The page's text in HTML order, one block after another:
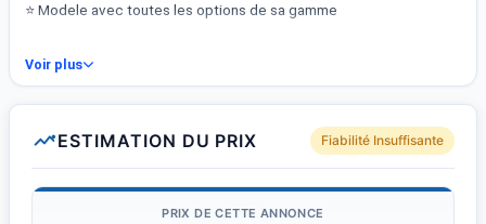
⭐ Modele avec toutes les options de sa gamme
???? Prix 39500 tnd
(Prix d&#039;achat : 53000dt )
☎️ Tel : 26.841.220
Visible a la Marsa sur rdv
NB: Prix tres raisonnable compte tenu de son prox d&#039;achat
et de son argus en occasion
Voir plus
ESTIMATION DU PRIX Fiabilité Insuffisante
PRIX DE CETTE ANNONCE